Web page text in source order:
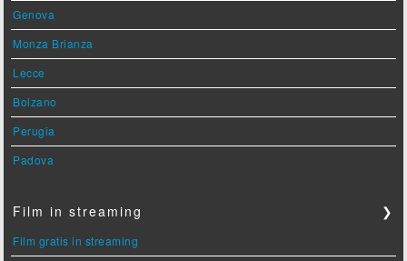
Genova
Monza Brianza
Lecce
Bolzano
Perugia
Padova
Film in streaming ❯
Film gratis in streaming